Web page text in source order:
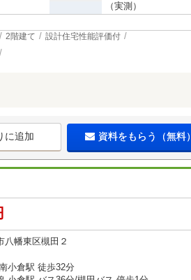
（実測）
2階建て
設計住宅性能評価付
に追加 資料をもらう（無料）
八幡東区槻田２
小倉駅 徒歩32分